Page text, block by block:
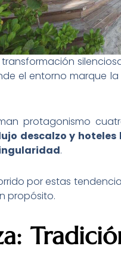
el entorno marque
protagonismo
descalzo y
.
por estas
propósito.